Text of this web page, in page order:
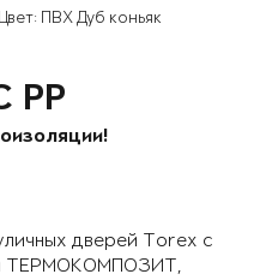
Цвет: ПВХ Дуб коньяк
PP
дверей Torex с
ТЕРМОКОМПОЗИТ,